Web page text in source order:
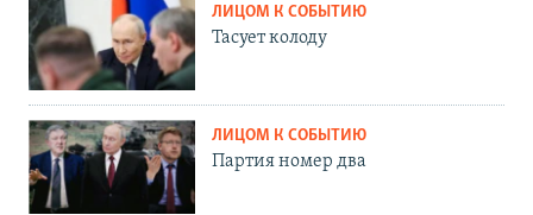
ЛИЦОМ К СОБЫТИЮ
Тасует колоду
ЛИЦОМ К СОБЫТИЮ
Партия номер два